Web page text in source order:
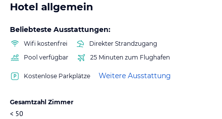
Hotel allgemein
Beliebteste Ausstattungen:
Wifi kostenfrei
Direkter Strandzugang
Pool verfügbar
25 Minuten zum Flughafen
Kostenlose Parkplätze Weitere Ausstattung
Gesamtzahl Zimmer
< 50